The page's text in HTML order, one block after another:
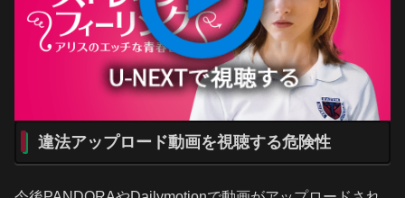
違法アップロード動画を視聴する危険性